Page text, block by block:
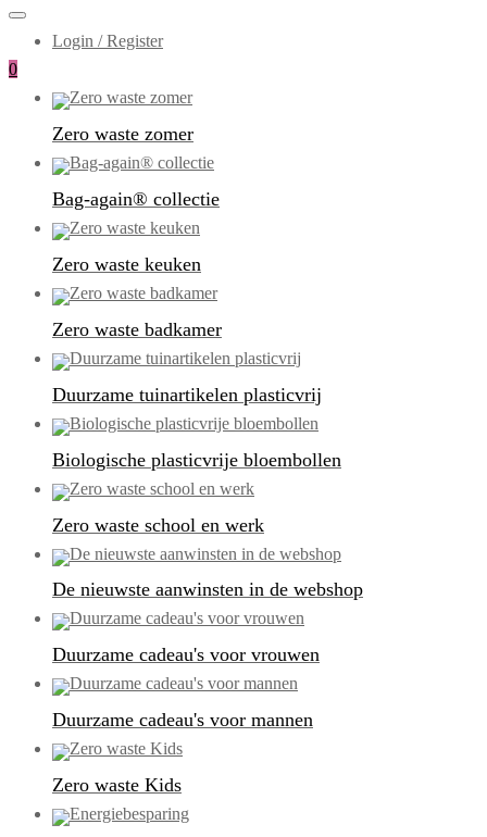
Login / Register
0
Zero waste zomer
Bag-again® collectie
Zero waste keuken
Zero waste badkamer
Duurzame tuinartikelen plasticvrij
Biologische plasticvrije bloembollen
Zero waste school en werk
De nieuwste aanwinsten in de webshop
Duurzame cadeau's voor vrouwen
Duurzame cadeau's voor mannen
Zero waste Kids